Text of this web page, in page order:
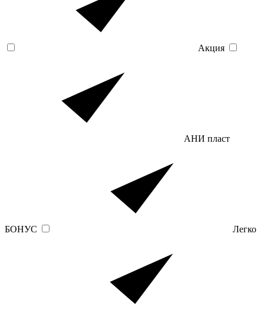
Акция
АНИ пласт
БОНУС Легко